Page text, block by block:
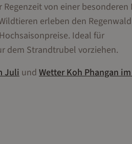
von einer besonderen
erleben den
Ideal für
dem Strandtrubel vorziehen.
Juli und WetterKoh Phangan